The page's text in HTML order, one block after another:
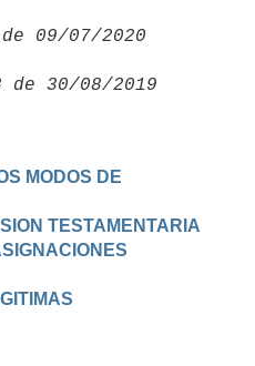
09/07/2020
MODOS DE
TESTAMENTARIA